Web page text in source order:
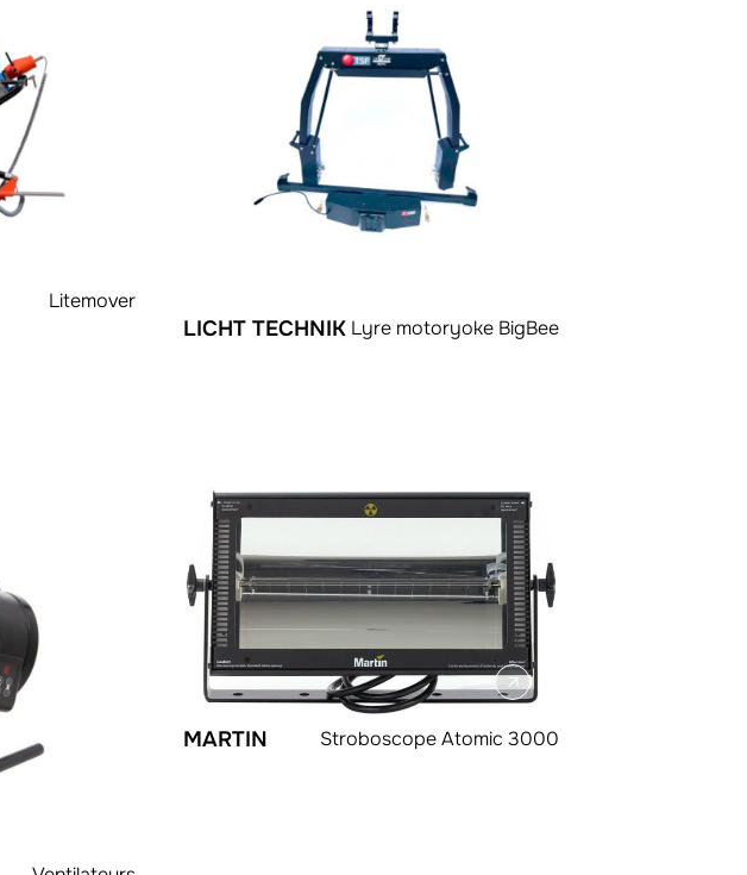
Litemover
LICHT TECHNIK Lyre motoryoke BigBee
MARTIN Stroboscope Atomic 3000